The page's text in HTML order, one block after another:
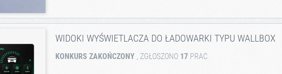
WIDOKI WYŚWIETLACZA DO ŁADOWARKI TYPU WALLBOX
KONKURS ZAKOŃCZONY , ZGŁOSZONO 17 PRAC